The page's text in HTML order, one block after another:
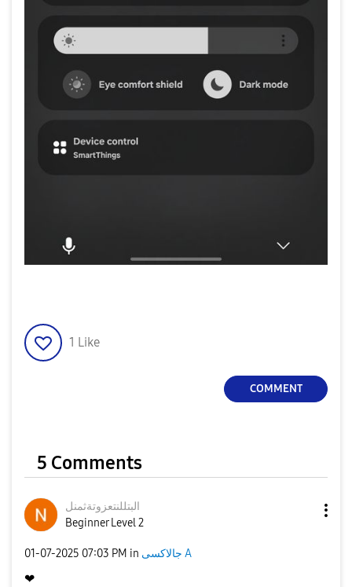
1 Like
COMMENT
5 Comments
البتللنتعزوتةثمنل
Beginner Level 2
‎01-07-2025 07:03 PM in جالاكسى A
❤